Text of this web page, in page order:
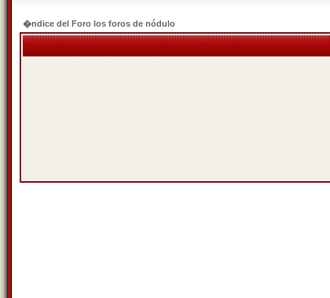
�ndice del Foro los foros de nódulo